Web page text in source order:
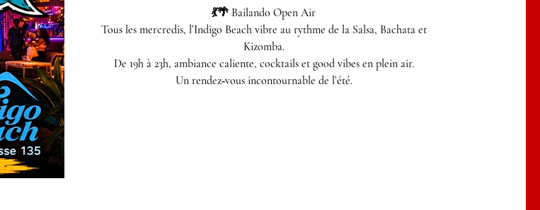
💃🌴 Bailando Open Air
Tous les mercredis, l’Indigo Beach vibre au rythme de la Salsa, Bachata et
Kizomba.
De 19h à 23h, ambiance caliente, cocktails et good vibes en plein air.
Un rendez‑vous incontournable de l’été.